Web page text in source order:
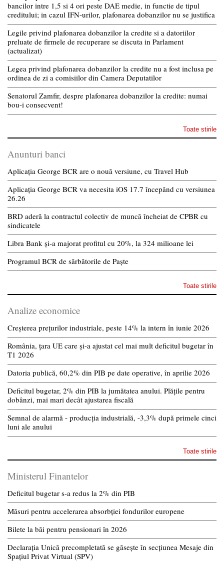
bancilor intre 1,5 si 4 ori peste DAE medie, in functie de tipul
creditului; in cazul IFN-urilor, plafonarea dobanzilor nu se justifica
Legile privind plafonarea dobanzilor la credite si a datoriilor
preluate de firmele de recuperare se discuta in Parlament
(actualizat)
Legea privind plafonarea dobanzilor la credite nu a fost inclusa pe
ordinea de zi a comisiilor din Camera Deputatilor
Senatorul Zamfir, despre plafonarea dobanzilor la credite: numai
bou-i consecvent!
Toate stirile
Anunturi banci
Aplicația George BCR are o nouă versiune, cu Travel Hub
Aplicația George BCR va necesita iOS 17.7 începând cu versiunea
26.26
BRD aderă la contractul colectiv de muncă încheiat de CPBR cu
sindicatele
Libra Bank și-a majorat profitul cu 20%, la 324 milioane lei
Programul BCR de sărbătorile de Paște
Toate stirile
Analize economice
Creșterea prețurilor industriale, peste 14% la intern în iunie 2026
România, țara UE care și-a ajustat cel mai mult deficitul bugetar în
T1 2026
Datoria publică, 60,2% din PIB pe date operative, în aprilie 2026
Deficitul bugetar, 2% din PIB la jumătatea anului. Plățile pentru
dobânzi, mai mari decât ajustarea fiscală
Semnal de alarmă - producția industrială, -3,3% după primele cinci
luni ale anului
Toate stirile
Ministerul Finantelor
Deficitul bugetar s-a redus la 2% din PIB
Măsuri pentru accelerarea absorbției fondurilor europene
Bilete la băi pentru pensionari în 2026
Declarația Unică precompletată se găsește în secțiunea Mesaje din
Spațiul Privat Virtual (SPV)